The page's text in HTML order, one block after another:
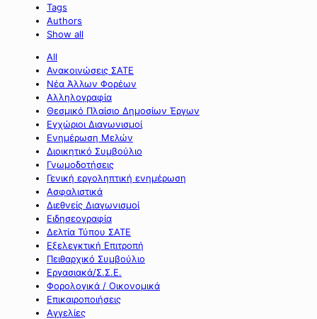
Tags
Authors
Show all
All
Ανακοινώσεις ΣΑΤΕ
Νέα Άλλων Φορέων
Αλληλογραφία
Θεσμικό Πλαίσιο Δημοσίων Έργων
Εγχώριοι Διαγωνισμοί
Ενημέρωση Μελών
Διοικητικό Συμβούλιο
Γνωμοδοτήσεις
Γενική εργοληπτική ενημέρωση
Ασφαλιστικά
Διεθνείς Διαγωνισμοί
Ειδησεογραφία
Δελτία Τύπου ΣΑΤΕ
Εξελεγκτική Επιτροπή
Πειθαρχικό Συμβούλιο
Εργασιακά/Σ.Σ.Ε.
Φορολογικά / Οικονομικά
Επικαιροποιήσεις
Αγγελίες